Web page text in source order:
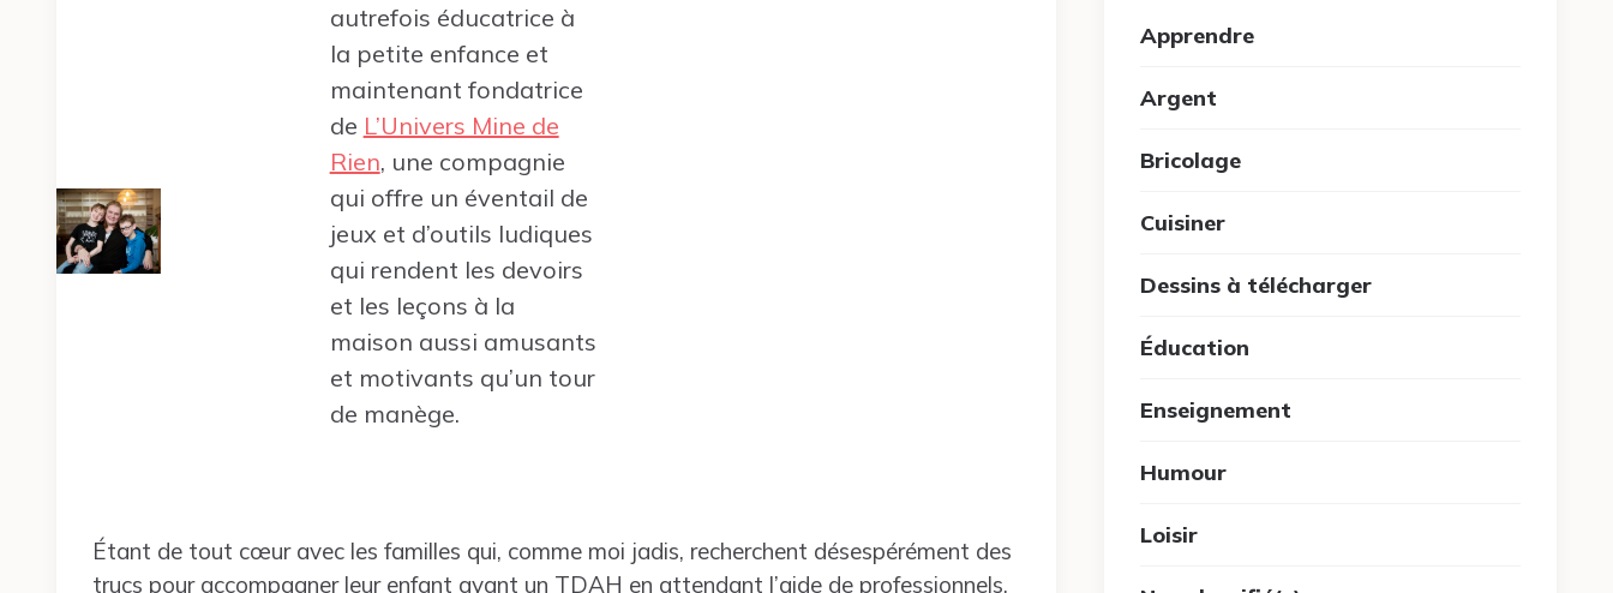
autrefois éducatrice à
la petite enfance et
maintenant fondatrice
de L’Univers Mine de
Rien, une compagnie
qui offre un éventail de
jeux et d’outils ludiques
qui rendent les devoirs
et les leçons à la
maison aussi amusants
et motivants qu’un tour
de manège.
Étant de tout cœur avec les familles qui, comme moi jadis, recherchent désespérément des
trucs pour accompagner leur enfant ayant un TDAH en attendant l’aide de professionnels,
Apprendre
Argent
Bricolage
Cuisiner
Dessins à télécharger
Éducation
Enseignement
Humour
Loisir